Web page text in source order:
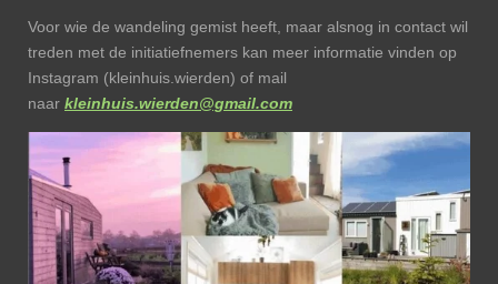
Voor wie de wandeling gemist heeft, maar alsnog in contact wil
treden met de initiatiefnemers kan meer informatie vinden op
Instagram (kleinhuis.wierden) of mail
naar kleinhuis.wierden@gmail.com